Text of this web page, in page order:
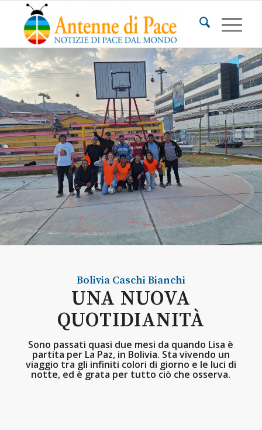
Bolivia Caschi Bianchi
UNA NUOVA
QUOTIDIANITÀ
Sono passati quasi due mesi da quando Lisa è
partita per La Paz, in Bolivia. Sta vivendo un
viaggio tra gli infiniti colori di giorno e le luci di
notte, ed è grata per tutto ciò che osserva.